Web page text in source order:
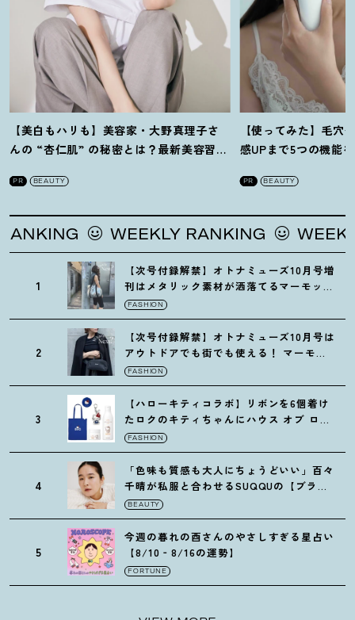
【美白もハリも】美容家・大野真理子さ
んの “杏仁肌” の秘密とは ？ 最新美容習慣
PR BEAUTY
【使ってみた】毛穴
感UPまで5つの機能
PR BEAUTY
WEEKLY RANKING WEEKLY
1
【次号付録解禁】オトナミューズ10月号増
刊はメタリック素材が洒落てるマーモット
の保冷バッグ
FASHION
2
【次号付録解禁】オトナミューズ10月号は
アウトドアでも街でも使える ！ マーモッ
トの黒ショルダー
FASHION
3
【ハローキティコラボ】リボンを6個着け
たロクのキティちゃんにハウス オブ ロー
ゼの限定パケも
FASHION
4
「色味も質感も大人にちょうどいい」百々
千晴が私服と合わせるSUQQUの【ブラー
リクイド リップ】6選
BEAUTY
5
今週の暮れの酉さんのやさしすぎる星占い
【8/10‐8/16の運勢】
FORTUNE